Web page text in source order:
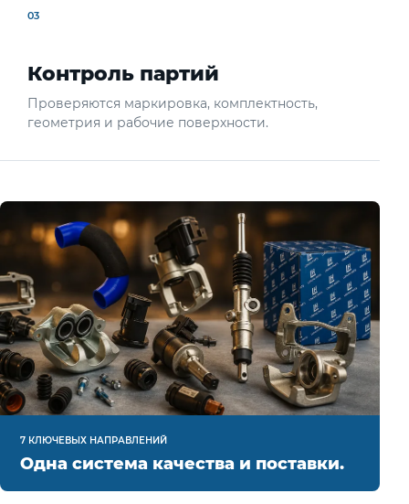
03
Контроль партий
Проверяются маркировка, комплектность,
геометрия и рабочие поверхности.
7 КЛЮЧЕВЫХ НАПРАВЛЕНИЙ
Одна система качества и поставки.